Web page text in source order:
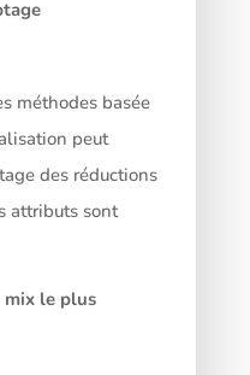
méthodes basée
peut
des réductions
attributs sont
mix le plus